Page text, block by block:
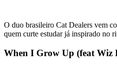
O duo brasileiro Cat Dealers vem
quem curte estudar já inspirado no
When I Grow Up (feat Wiz